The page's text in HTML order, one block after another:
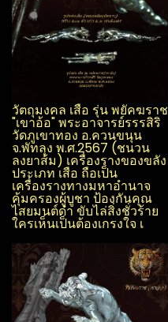
วัตถุมงคล เสือ รุ่น พยัคฆราช
"เขาอ้อ" พระอาจารย์รรร​สิริ​
วัดภูเขาทอง อ.ควนขนุน​
จ.พัทลุง​ พ.ศ.2567 (ชนวน
ลงยาส้ม) เครื่องรางของขลัง
ประเภท เสือ ถือเป็น
เครื่องรางทางมหาอำนาจ
คุ้มครองผู้บูชา ป้องกันคุณ
ไสย​มนต์ดำ ขับไล่สิ่งชั่วร้าย
ใครเห็นเป็นต้องเกรงใจ เ